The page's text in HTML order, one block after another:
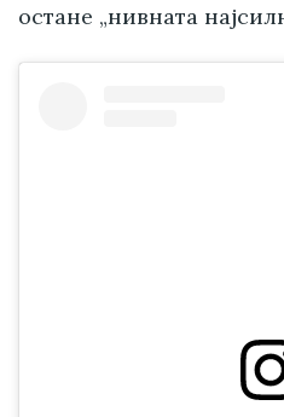
остане „нивната